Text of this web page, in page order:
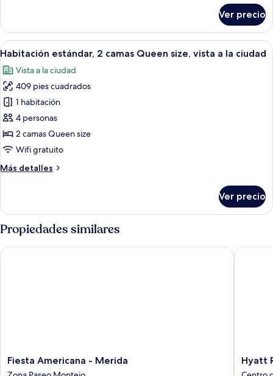
cama,
vista
a
la
ciudad
estándar,
cama
size
y
sofá
cama,
vista
a
la
ciudad
Ver precio
Abrir
todas
las
fotos
de
Habitación
estándar,
2
Queen
a
la
Habitación de hotel con dos camas,
7
Habitación estándar, 2 camas Queen size, vista a la ciudad
Vista a la ciudad
409 pies cuadrados
1 habitación
4 personas
2 camas Queen size
Wifi gratuito
Más detalles
Más
estándar,
camas
size,
Ver precio
Propiedades similares
Fiesta
Americana
Fiesta Americana - Merida
Fiesta Americana - Merida
Hyatt
Hyatt
Hyatt